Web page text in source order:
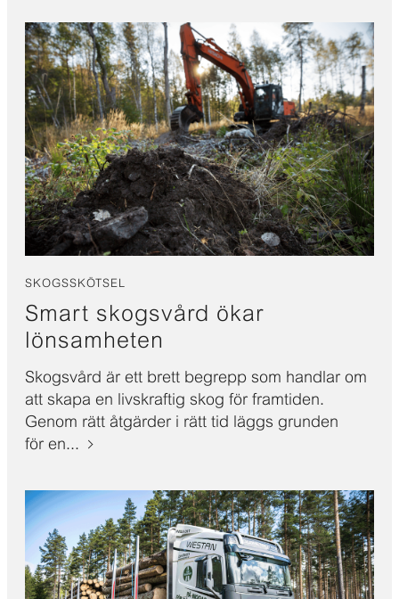
SKOGSSKÖTSEL
Smart skogsvård ökar
lönsamheten
Skogsvård är ett brett begrepp som handlar om
att skapa en livskraftig skog för framtiden.
Genom rätt åtgärder i rätt tid läggs grunden
för en...